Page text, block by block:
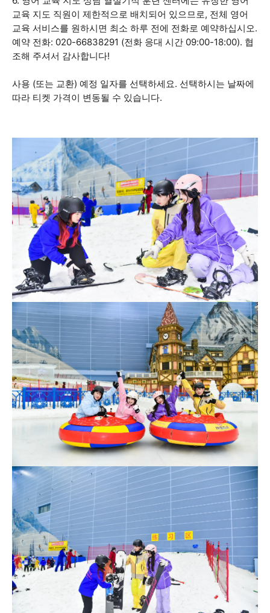
교육 지도 직원이 제한적으로 배치되어 있으므로, 전체 영어
교육 서비스를 원하시면 최소 하루 전에 전화로 예약하십시오.
예약 전화: 020-66838291 (전화 응대 시간 09:00-18:00). 협
조해 주셔서 감사합니다!
사용 (또는 교환) 예정 일자를 선택하세요. 선택하시는 날짜에
따라 티켓 가격이 변동될 수 있습니다.